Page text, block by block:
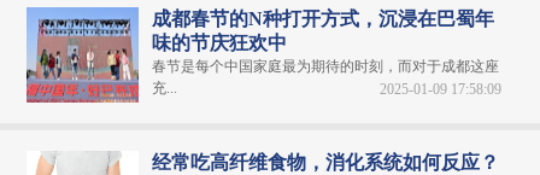
成都春节的N种打开方式，沉浸在巴蜀年
味的节庆狂欢中
春节是每个中国家庭最为期待的时刻，而对于成都这座
充...
2025-01-09 17:58:09
经常吃高纤维食物，消化系统如何反应？